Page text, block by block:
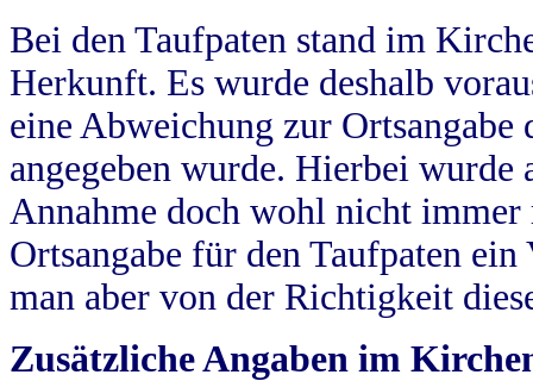
Bei den Taufpaten stand im
Herkunft. Es wurde deshalb
eine Abweichung zur
angegeben wurde. Hierbei wurde
Annahme doch wohl nicht
Ortsangabe für den Taufpaten
man aber von der Richtigkeit
Zusätzliche Angaben im